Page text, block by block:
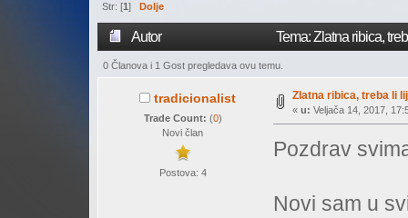
Str: [1] Dolje
Autor Tema: Zlatna ribica,
0 Članova i 1 Gost pregledava ovu temu.
tradicionalist
Trade Count: (0)
Novi član
Postova: 4
Zlatna ribica, treba li
« u: Veljača 14, 2017,
Pozdrav
Novi sam u